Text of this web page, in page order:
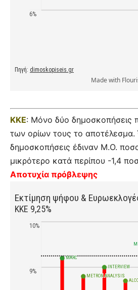
ΚΚΕ: Μόνο δύο δημοσκοπήσεις
των ορίων τους το αποτέλεσμα.
δημοσκοπήσεις έδιναν Μ.Ο.
μικρότερο κατά περίπου -1,4
Αποτυχία πρόβλεψης